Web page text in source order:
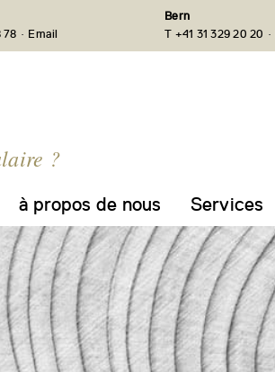
78 · Email
Bern
T +41 31 329 20 20 ·
?
à propos de nous Services